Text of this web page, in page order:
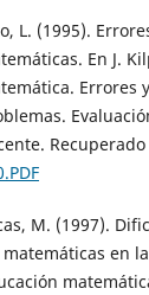
L. (1995).
En J.
Errores
M. (1997).
matemáticas en